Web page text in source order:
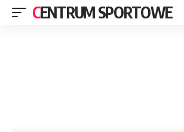
CENTRUM SPORTOWE